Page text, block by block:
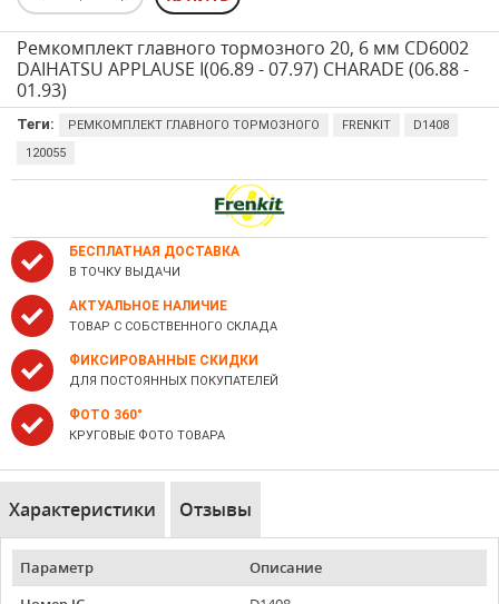
Ремкомплект главного тормозного 20, 6 мм CD6002
DAIHATSU APPLAUSE I(06.89 - 07.97) CHARADE (06.88 -
01.93)
Теги: РЕМКОМПЛЕКТ ГЛАВНОГО ТОРМОЗНОГО FRENKIT
D1408
120055
БЕСПЛАТНАЯ ДОСТАВКА
В ТОЧКУ ВЫДАЧИ
АКТУАЛЬНОЕ НАЛИЧИЕ
ТОВАР С СОБСТВЕННОГО СКЛАДА
ФИКСИРОВАННЫЕ СКИДКИ
ДЛЯ ПОСТОЯННЫХ ПОКУПАТЕЛЕЙ
ФОТО 360°
КРУГОВЫЕ ФОТО ТОВАРА
Характеристики Отзывы
Параметр
Описание